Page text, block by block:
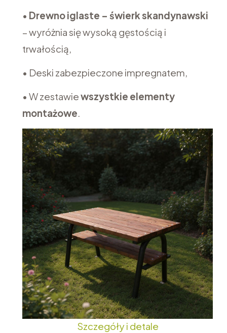
• Drewno iglaste – świerk skandynawski
– wyróżnia się wysoką gęstością i
trwałością,
• Deski zabezpieczone impregnatem,
• W zestawiewszystkie elementy
montażowe.
Szczegóły i detale